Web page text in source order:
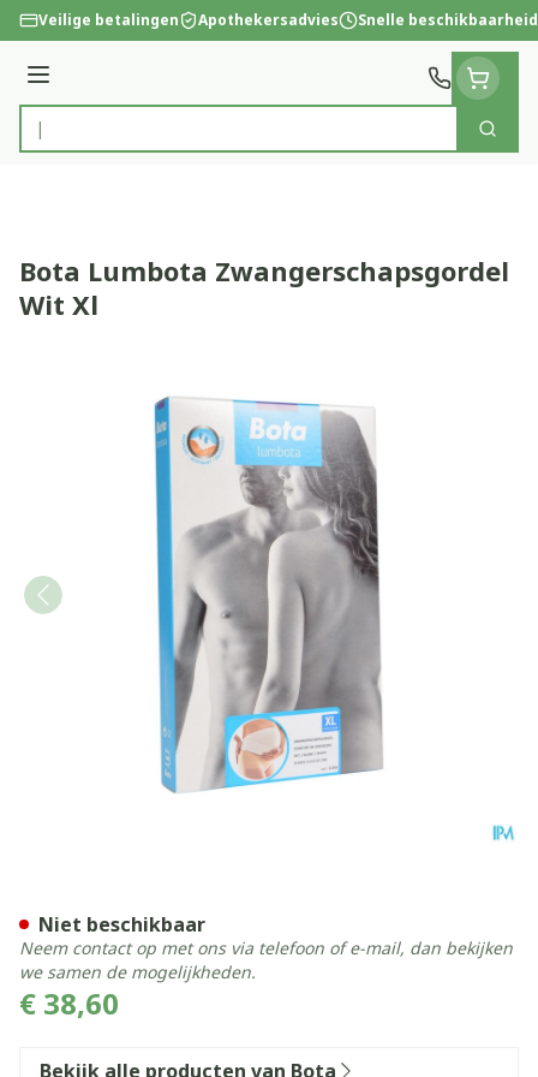
Ga naar de inhoud
Veilige betalingen Apothekersadvies Snelle beschikbaarheid
Menu
Product, merk, categorie...
Zoek
Bota Lumbota Zwangerschapsgordel
Wit Xl
€ 38,60
Niet beschikbaar
Neem contact op met ons via telefoon of e-mail, dan bekijken
we samen de mogelijkheden.
Bekijk alle producten van Bota